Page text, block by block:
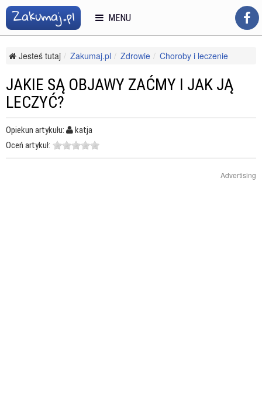
Jesteś tutaj Zakumaj.pl Zdrowie
Choroby i leczenie
JAKIE SĄ OBJAWY ZAĆMY I JAK JĄ
LECZYĆ?
Opiekun artykułu:
katja
Oceń artykuł:
Advertising
MENU